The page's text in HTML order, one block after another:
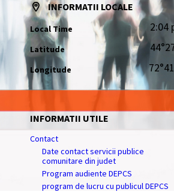
INFORMATII LOCALE
Local Time 2:04
Latitude
Longitude
INFORMATII UTILE
Contact
Date contact servicii publice
comunitare din judet
Program audiente DEPCS
program de lucru cu publicul DEPCS